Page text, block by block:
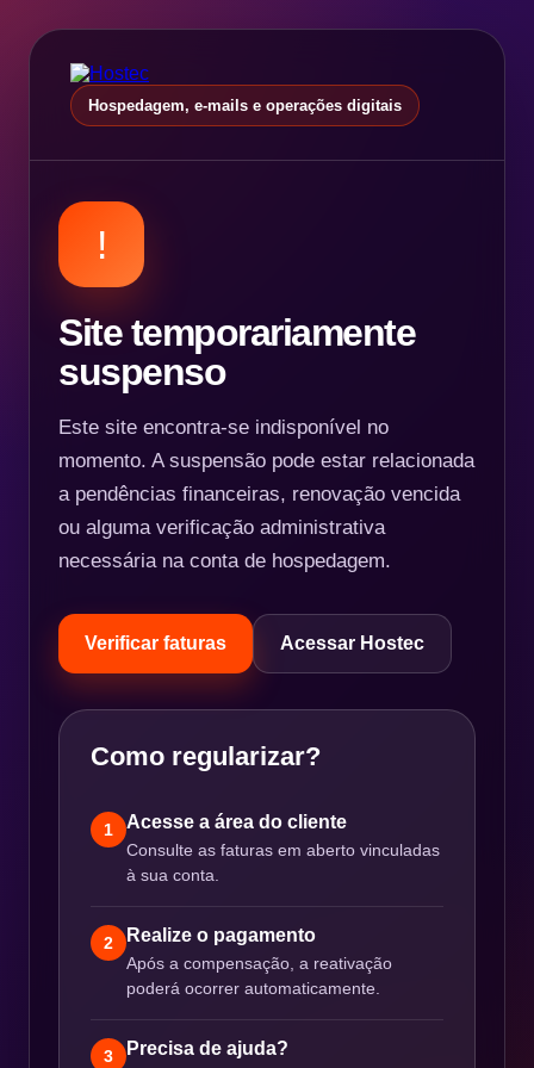
Hospedagem, e-mails e operações digitais
!
Site temporariamente
suspenso
Este site encontra-se indisponível no
momento. A suspensão pode estar relacionada
a pendências financeiras, renovação vencida
ou alguma verificação administrativa
necessária na conta de hospedagem.
Verificar faturas Acessar Hostec
Como regularizar?
1 Acesse a área do cliente
Consulte as faturas em aberto vinculadas
à sua conta.
2 Realize o pagamento
Após a compensação, a reativação
poderá ocorrer automaticamente.
3 Precisa de ajuda?